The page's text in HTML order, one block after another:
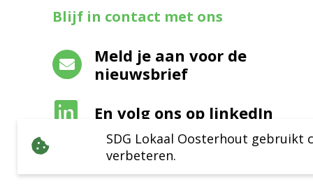
Blijf in contact met ons
Meld je aan voor de
nieuwsbrief
En volg ons op linkedIn
SDG Lokaal Oosterhout gebruikt
verbeteren.